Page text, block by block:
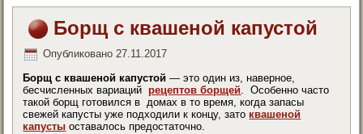
Борщ с квашеной капустой
Опубликовано 27.11.2017
Борщ с квашеной капустой — это один из, наверное,
бесчисленных вариацийрецептов борщей. Особенно часто
такой борщ готовился в домах в то время, когда запасы
свежей капусты уже подходили к концу, зато квашеной
капусты оставалось предостаточно.